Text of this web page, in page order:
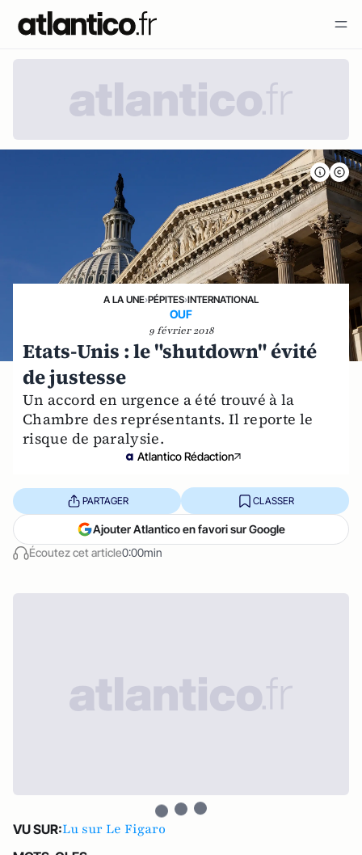
A LA UNE›PÉPITES›INTERNATIONAL
OUF
9 février 2018
Etats-Unis : le "shutdown" évité
de justesse
Un accord en urgence a été trouvé à la
Chambre des représentants. Il reporte le
risque de paralysie.
Atlantico Rédaction
Écoutez cet article0:00min
PARTAGER CLASSER
Ajouter Atlantico en favori sur Google
VU SUR:Lu sur Le Figaro